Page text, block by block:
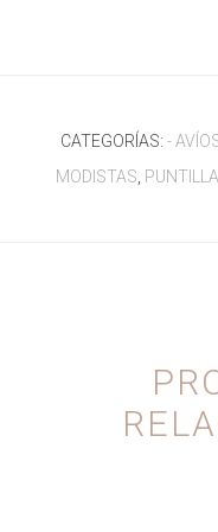
CATEGORÍAS: -
MODISTAS